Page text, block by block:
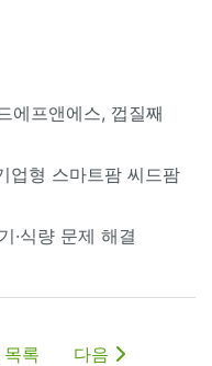
에프앤에스, 껍질째
업형 스마트팜 씨드팜
·식량 문제 해결
목록 다음